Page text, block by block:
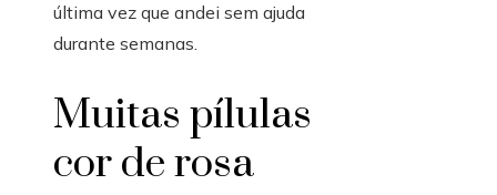
última vez que andei sem ajuda
durante semanas.
Muitas pílulas
cor de rosa